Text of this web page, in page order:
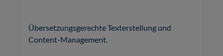
Übersetzungsgerechte Texterstellung und
Content-Management.